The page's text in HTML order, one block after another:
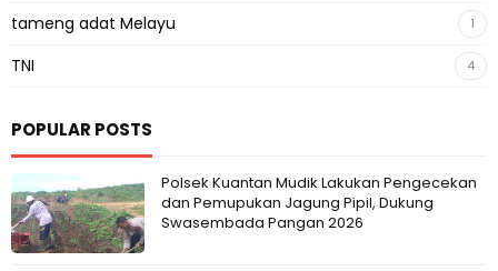
tameng adat Melayu 1
TNI 4
POPULAR POSTS
Polsek Kuantan Mudik Lakukan Pengecekan
dan Pemupukan Jagung Pipil, Dukung
Swasembada Pangan 2026